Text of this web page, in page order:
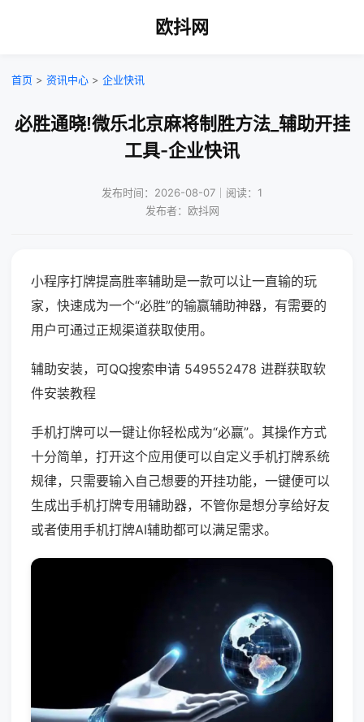
欧抖网
首页 > 资讯中心 > 企业快讯
必胜通晓!微乐北京麻将制胜方法_辅助开挂
工具-企业快讯
发布时间：2026-08-07｜阅读：1
发布者：欧抖网
小程序打牌提高胜率辅助是一款可以让一直输的玩
家，快速成为一个“必胜”的输赢辅助神器，有需要的
用户可通过正规渠道获取使用。
辅助安装，可QQ搜索申请 549552478 进群获取软
件安装教程
手机打牌可以一键让你轻松成为“必赢”。其操作方式
十分简单，打开这个应用便可以自定义手机打牌系统
规律，只需要输入自己想要的开挂功能，一键便可以
生成出手机打牌专用辅助器，不管你是想分享给好友
或者使用手机打牌AI辅助都可以满足需求。